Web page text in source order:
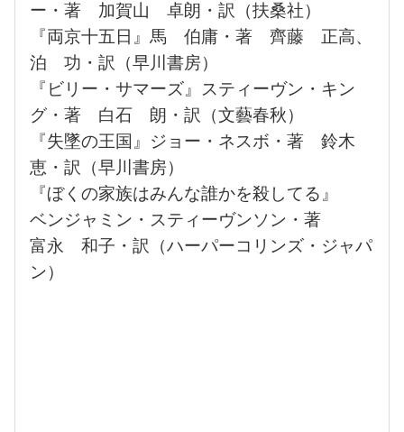
ー・著 加賀山 卓朗・訳（扶桑社）
『両京十五日』馬 伯庸・著 齊藤 正高、
泊 功・訳（早川書房）
『ビリー・サマーズ』スティーヴン・キン
グ・著 白石 朗・訳（文藝春秋）
『失墜の王国』ジョー・ネスボ・著 鈴木
恵・訳（早川書房）
『ぼくの家族はみんな誰かを殺してる』
ベンジャミン・スティーヴンソン・著
富永 和子・訳（ハーパーコリンズ・ジャパ
ン）